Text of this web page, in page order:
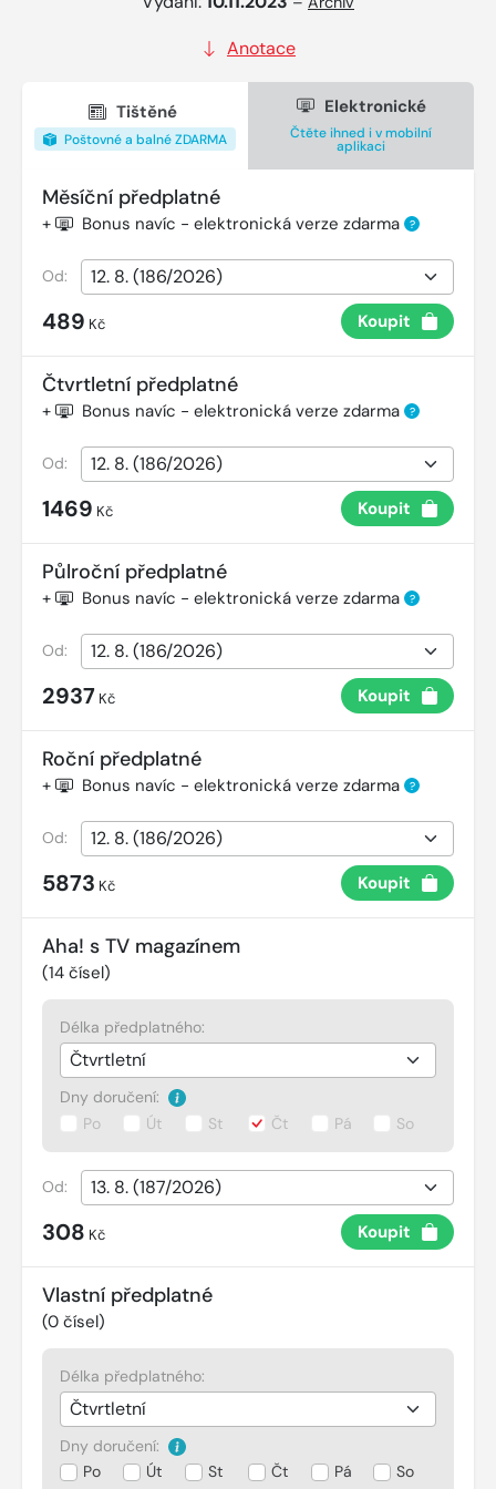
Anotace
Tištěné
Poštovné a balné ZDARMA
Elektronické
Čtěte ihned i v mobilní
aplikaci
Měsíční předplatné
+ Bonus navíc - elektronická verze zdarma ?
Od:
489 Kč Koupit
Čtvrtletní předplatné
+ Bonus navíc - elektronická verze zdarma ?
Od:
1469 Kč Koupit
Půlroční předplatné
+ Bonus navíc - elektronická verze zdarma ?
Od:
2937 Kč Koupit
Roční předplatné
+ Bonus navíc - elektronická verze zdarma ?
Od:
5873 Kč Koupit
Aha! s TV magazínem
(14 čísel)
Délka předplatného:
Dny doručení:
Po
Út St Čt Pá So
Od:
308 Kč Koupit
Vlastní předplatné
(0 čísel)
Délka předplatného:
Dny doručení:
Po
Út St Čt Pá So